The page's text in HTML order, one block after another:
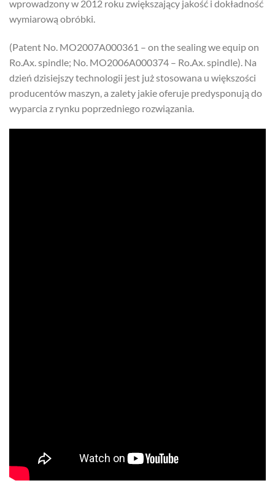
wprowadzony w 2012 roku zwiększający jakość i dokładność
wymiarową obróbki.
(Patent No. MO2007A000361 – on the sealing we equip on
Ro.Ax. spindle; No. MO2006A000374 – Ro.Ax. spindle). Na
dzień dzisiejszy technologii jest już stosowana u większości
producentów maszyn, a zalety jakie oferuje predysponują do
wyparcia z rynku poprzedniego rozwiązania.